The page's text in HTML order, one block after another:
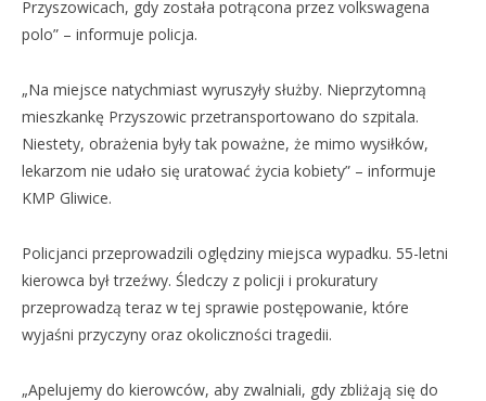
Przyszowicach, gdy została potrącona przez volkswagena
polo” – informuje policja.
„Na miejsce natychmiast wyruszyły służby. Nieprzytomną
mieszkankę Przyszowic przetransportowano do szpitala.
Niestety, obrażenia były tak poważne, że mimo wysiłków,
lekarzom nie udało się uratować życia kobiety” – informuje
KMP Gliwice.
Policjanci przeprowadzili oględziny miejsca wypadku. 55-letni
kierowca był trzeźwy. Śledczy z policji i prokuratury
przeprowadzą teraz w tej sprawie postępowanie, które
wyjaśni przyczyny oraz okoliczności tragedii.
„Apelujemy do kierowców, aby zwalniali, gdy zbliżają się do